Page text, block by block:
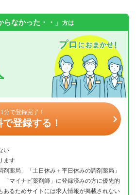
らなかった・・」 方は
1分で登録完了！
登録する！
い
ます
剤薬局」「土日休み＋平日休みの調剤薬局」
「マイナビ薬剤師」に登録済みの方に優先的
あるためサイトには求人情報が掲載されない